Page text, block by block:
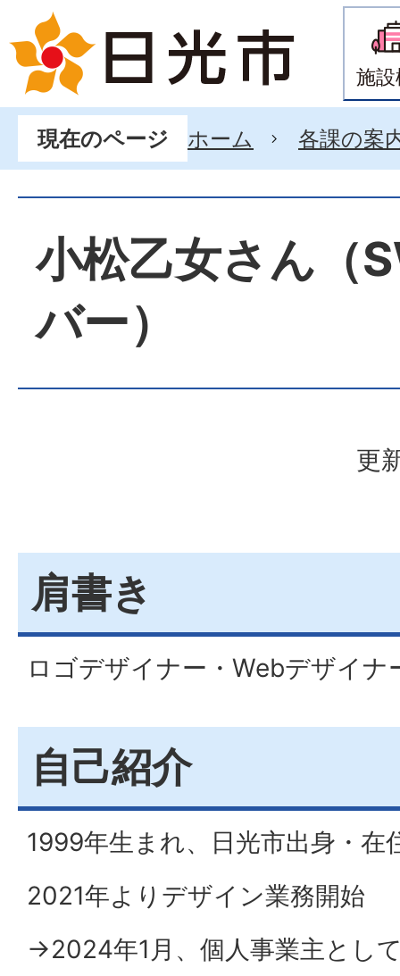
施
現在のページ ホーム 各課の案
小松乙女さん（
バー）
更
肩書き
ロゴデザイナー・Webデザイナ
自己紹介
1999年生まれ、日光市出身・在
2021年よりデザイン業務開始
→2024年1月、個人事業主とし